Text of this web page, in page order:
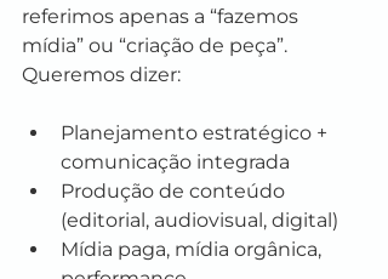
referimos apenas a “fazemos
mídia” ou “criação de peça”.
Queremos dizer:
Planejamento estratégico +
comunicação integrada
Produção de conteúdo
(editorial, audiovisual, digital)
Mídia paga, mídia orgânica,